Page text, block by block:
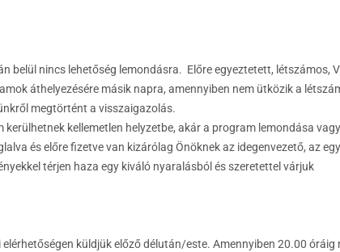
belül nincs lehetőség lemondásra. Előre egyeztetett, létszámos,
áthelyezésére másik napra, amennyiben nem ütközik a
megtörtént a visszaigazolás.
kellemetlen helyzetbe, akár a program lemondása vagy
és előre fizetve van kizárólag Önöknek az idegenvezető, az
térjen haza egy kiváló nyaralásból és szeretettel várjuk
küldjük előző délután/este. Amennyiben 20.00 óráig